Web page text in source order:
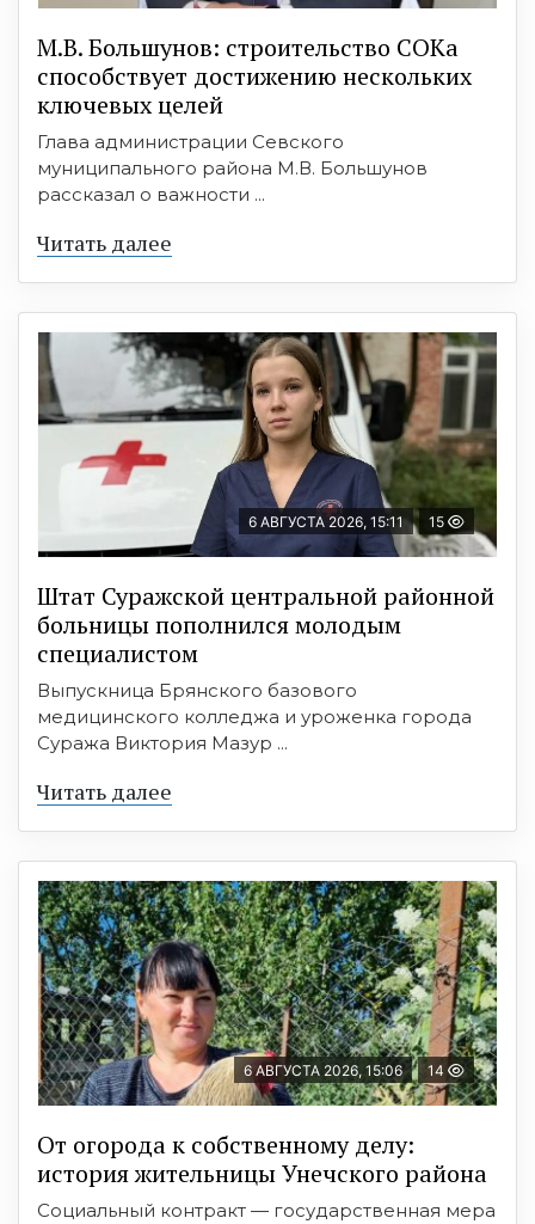
М.В. Большунов: строительство СОКа
способствует достижению нескольких
ключевых целей
Глава администрации Севского
муниципального района М.В. Большунов
рассказал о важности ...
Читать далее
6 АВГУСТА 2026, 15:11 15
Штат Суражской центральной районной
больницы пополнился молодым
специалистом
Выпускница Брянского базового
медицинского колледжа и уроженка города
Суража Виктория Мазур ...
Читать далее
6 АВГУСТА 2026, 15:06 14
От огорода к собственному делу:
история жительницы Унечского района
Социальный контракт — государственная мера